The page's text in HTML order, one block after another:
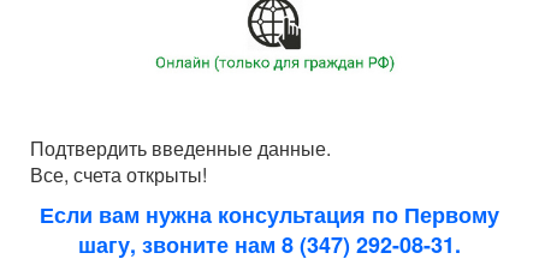
Подтвердить введенные данные.
Все, счета открыты!
Если вам нужна консультация по Первому
шагу, звоните нам 8 (347) 292-08-31.